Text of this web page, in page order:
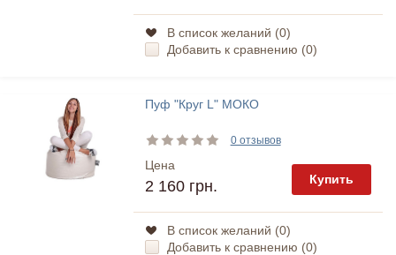
В список желаний (0)
Добавить к сравнению (0)
Пуф "Круг L" МОКО
0 отзывов
Цена
2 160 грн. Купить
В список желаний (0)
Добавить к сравнению (0)